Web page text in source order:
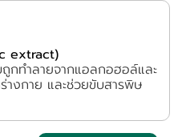
extract)
ทำลายจากแอลกอฮอล์และ
างกาย และช่วยขับสารพิษ